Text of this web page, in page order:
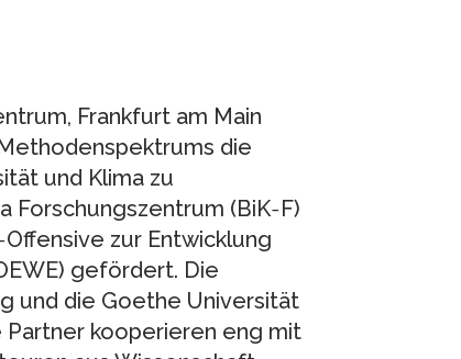
Frankfurt am Main
die
und Klima zu
Forschungszentrum (BiK‐F)
zur Entwicklung
gefördert. Die
und die Goethe Universität
kooperieren eng mit